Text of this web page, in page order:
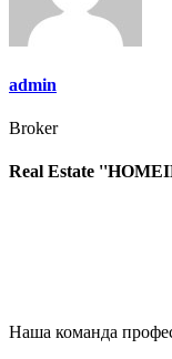
admin
Broker
Real Estate
Наша команда